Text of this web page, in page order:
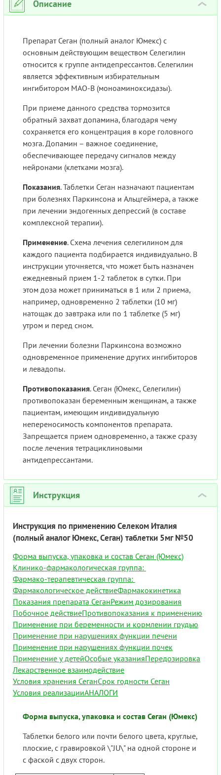
Описание ›
Препарат Сеган (полный аналог Юмекс) с
основным действующим веществом Селегилин
относится к группе антидепрессантов. Селегилин
является эффективным избирательным
ингибитором МАО-В (моноаминоксидазы).
При приеме данного средства тормозится
обратный захват допамина, благодаря чему
сохраняется его концентрация в коре головного
мозга. Допамин – важное соединение,
обеспечивающее передачу сигналов между
нейронами (клетками мозга).
Показания. Таблетки Сеган назначают пациентам
при болезнях Паркинсона и Альцгеймера, а также
при лечении эндогенных депрессий (в составе
комплексной терапии).
Применение. Схема лечения селегилином для
каждого пациента подбирается индивидуально. В
инструкции уточняется, что может быть назначен
ежедневный прием 1-2 таблеток в сутки. При
этом доза может приниматься в 1 или 2 приема,
например, одновременно 2 таблетки (10 мг)
натощак до завтрака или по 1 таблетке (5 мг)
утром и перед сном.
При лечении болезни Паркинсона возможно
одновременное применение других ингибиторов
и левадопы.
Противопоказания. Сеган (Юмекс, Селегилин)
противопоказан беременным женщинам, а также
пациентам, имеющим индивидуальную
непереносимость компонентов препарата.
Запрещается прием одновременно, а также сразу
после лечения тетрациклиновыми
антидепрессантами.
Инструкция ›
Инструкция по применению Селеком Италия
(полный аналог Юмекс, Сеган) таблетки 5мг №50
Форма выпуска, упаковка и состав Сеган (Юмекс)
Клинико-фармакологическая группа:
Фармако-терапевтическая группа:
Фармакологическое действиеФармакокинетика
Показания препарата СеганРежим дозирования
Побочное действиеПротивопоказания к применению
Применение при беременности и кормлении грудью
Применение при нарушениях функции печени
Применение при нарушениях функции почек
Применение у детейОсобые указанияПередозировка
Лекарственное взаимодействие
Условия хранения СеганСрок годности Сеган
Условия реализацииАНАЛОГИ
Форма выпуска, упаковка и состав Сеган (Юмекс)
Таблетки белого или почти белого цвета, круглые,
плоские, с гравировкой \"JU\" на одной стороне и
с фаской с двух сторон.